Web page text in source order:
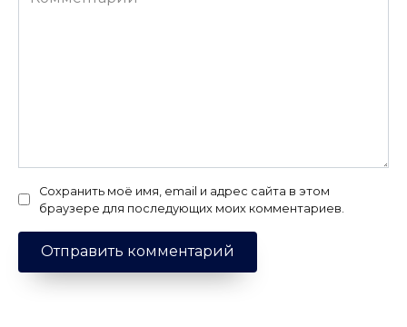
Сохранить моё имя, email и адрес сайта в этом
браузере для последующих моих комментариев.